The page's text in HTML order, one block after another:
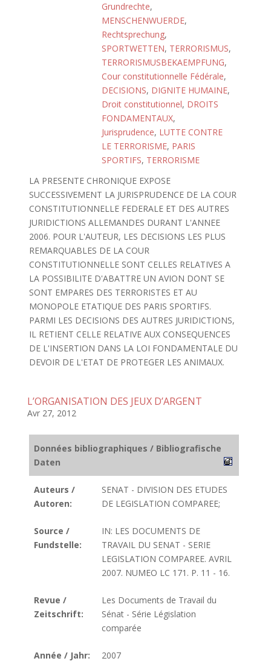
Grundrechte,
MENSCHENWUERDE,
Rechtsprechung,
SPORTWETTEN, TERRORISMUS,
TERRORISMUSBEKAEMPFUNG,
Cour constitutionnelle Fédérale,
DECISIONS, DIGNITE HUMAINE,
Droit constitutionnel, DROITS
FONDAMENTAUX,
Jurisprudence, LUTTE CONTRE
LE TERRORISME, PARIS
SPORTIFS, TERRORISME
LA PRESENTE CHRONIQUE EXPOSE
SUCCESSIVEMENT LA JURISPRUDENCE DE LA COUR
CONSTITUTIONNELLE FEDERALE ET DES AUTRES
JURIDICTIONS ALLEMANDES DURANT L'ANNEE
2006. POUR L'AUTEUR, LES DECISIONS LES PLUS
REMARQUABLES DE LA COUR
CONSTITUTIONNELLE SONT CELLES RELATIVES A
LA POSSIBILITE D'ABATTRE UN AVION DONT SE
SONT EMPARES DES TERRORISTES ET AU
MONOPOLE ETATIQUE DES PARIS SPORTIFS.
PARMI LES DECISIONS DES AUTRES JURIDICTIONS,
IL RETIENT CELLE RELATIVE AUX CONSEQUENCES
DE L'INSERTION DANS LA LOI FONDAMENTALE DU
DEVOIR DE L'ETAT DE PROTEGER LES ANIMAUX.
L’ORGANISATION DES JEUX D’ARGENT
Avr 27, 2012
Données bibliographiques / Bibliografische
Daten
Auteurs /
Autoren:
SENAT - DIVISION DES ETUDES
DE LEGISLATION COMPAREE;
Source /
Fundstelle:
IN: LES DOCUMENTS DE
TRAVAIL DU SENAT - SERIE
LEGISLATION COMPAREE. AVRIL
2007. NUMEO LC 171. P. 11 - 16.
Revue /
Zeitschrift:
Les Documents de Travail du
Sénat - Série Législation
comparée
Année / Jahr: 2007